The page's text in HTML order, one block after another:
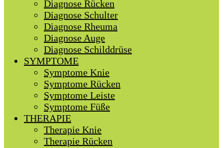
Diagnose Rücken
Diagnose Schulter
Diagnose Rheuma
Diagnose Auge
Diagnose Schilddrüse
SYMPTOME
Symptome Knie
Symptome Rücken
Symptome Leiste
Symptome Füße
THERAPIE
Therapie Knie
Therapie Rücken